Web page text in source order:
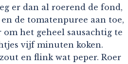
er dan al roerend de fond,
de tomatenpuree aan toe,
het geheel sausachtig te
vijf minuten koken.
en flink wat peper. Roer